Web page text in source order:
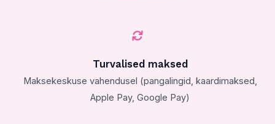
Turvalised maksed
Maksekeskuse vahendusel (pangalingid, kaardimaksed,
Apple Pay, Google Pay)